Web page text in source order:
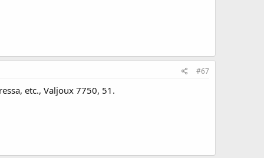
#67
etc., Valjoux 7750, 51.